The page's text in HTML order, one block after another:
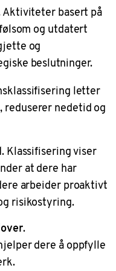
Aktiviteter basert på
og utdatert
og
beslutninger.
letter
reduserer nedetid og
. Klassifisering viser
at dere har
arbeider proaktivt
risikostyring.
.
dere å oppfylle